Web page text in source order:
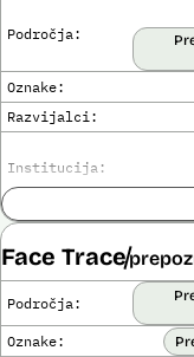
Področja:
Oznake:
Razvijalci:
Institucija:
Cena:
opravljena:
Analiza učinka na
Posodobljeno: 3.
S pomočjo sistema
Face Trace
Področja:
Oznake: